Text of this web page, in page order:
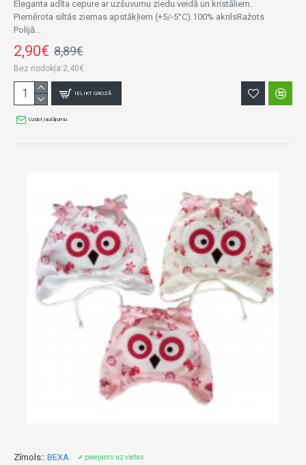
Eleganta adīta cepure ar uzšuvumu ziedu veidā un kristāliem.
Piemērota siltās ziemas apstākļiem (+5/-5°C).100% akrilsRažots
Polijā...
2,90€ 8,89€
Bez nodokļa:2,40€
IELIKT GROZĀ
Uzdot jautājumu
Zīmols:: BEXA ✔ pieejams uz vietas